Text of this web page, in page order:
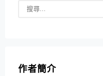
作者簡介